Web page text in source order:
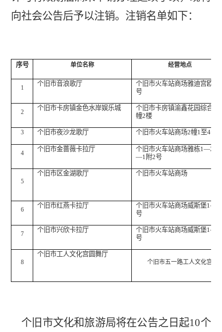
向社会公告后予以注销。 注销名单如下：
序号 单位名称 经营地点
1
个旧市音浪歌厅 个旧市火车站商场雅迪宫欧
号
2
个旧市卡房镇金色水岸娱乐城 个旧市卡房镇渝鑫花园综合楼
幢2楼
3 个旧市夜沙龙歌厅 个旧市火车站商场2幢1至4号
4
个旧市金蔷薇卡拉厅 个旧市火车站商场雅栋1—2
—1 附2号
5
个旧市区金湖歌厅 个旧市火车站商场
6
个旧市红燕卡拉厅 个旧市火车站商场威斯堡1—4
号
7
个旧市兴欣卡拉厅 个旧市火车站商场威斯堡1—3
号
8
个旧市工人文化宫圆舞厅
个旧市五一路工人文化宫
个旧市文化和旅游局将在公告之日起10个